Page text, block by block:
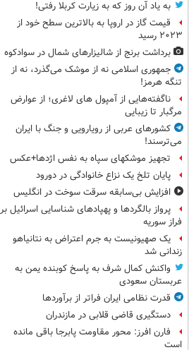
به یاد آن روز که به زیارت کربلا رفتی!
قیمت گاز در اروپا به بالاترین سطح خود از
۲۰۲۳ رسید
برداشت برنج از شالیزارهای شمال در سوادکوه
جمهوری اسلامی نه از موشک می‌گذرد، نه از
تنگه هرمز!
ناگفته‌هایی از آمپول های لاغری؛ از عوارض
مرگبار تا زیبایی
کشورهای عربی از رویارویی و جنگ با ایران
می‌ترسند!
تجهیز موشکهای سپاه به نفس اژدها+عکس
پایان تلخ یک نزاع خانوادگی در دورود
افزایش بی‌سابقه سرقت سوخت در انگلیس
پرواز بالگردها و پهپادهای شناسایی اسرائیل بر
فراز سوریه
یک صهیونیست به جرم اعتراض به نتانیاهو
زندانی شد
واکنش کمال شرف به پاسخ کوبنده یمن به
عربستان سعودی
قدرت نظامی ایران فراتر از برآوردها
دستگیری قاضی قلابی در مازندران
فارن افرز: محور مقاومت پابرجا باقی مانده
است